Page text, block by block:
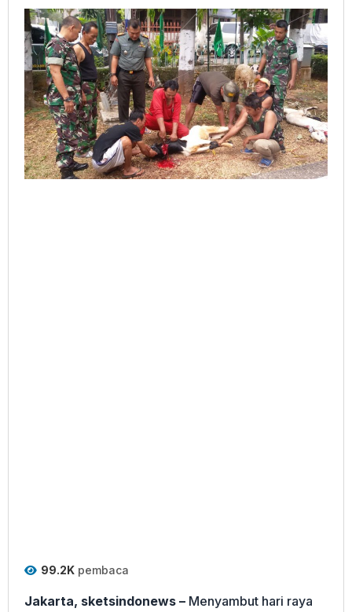
99.2K pembaca
Jakarta, sketsindonews – Menyambut hari raya